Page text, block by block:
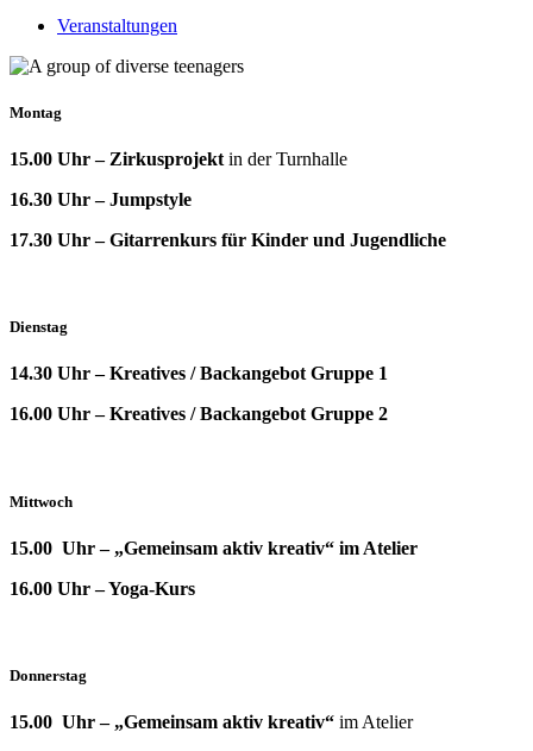
Veranstaltungen
Montag
15.00 Uhr – Zirkusprojekt in der Turnhalle
16.30 Uhr – Jumpstyle
17.30 Uhr – Gitarrenkurs für Kinder und Jugendliche
Dienstag
14.30 Uhr –Kreatives / Backangebot Gruppe 1
16.00 Uhr – Kreatives / Backangebot Gruppe 2
Mittwoch
15.00 Uhr – „Gemeinsam aktiv kreativ“ im Atelier
16.00 Uhr – Yoga-Kurs
Donnerstag
15.00 Uhr – „Gemeinsam aktiv kreativ“ im Atelier